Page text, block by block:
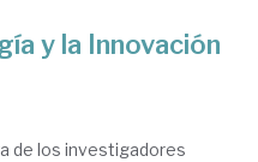
y la Innovación
de los investigadores